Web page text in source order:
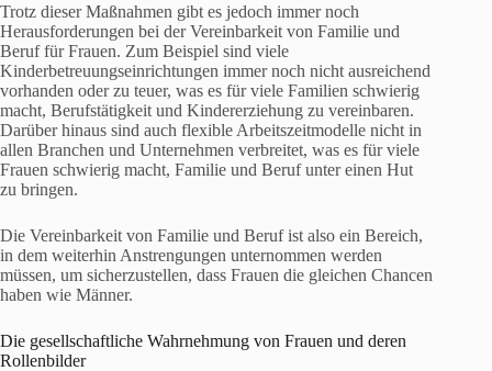
Trotz dieser Maßnahmen gibt es jedoch immer noch
Herausforderungen bei der Vereinbarkeit von Familie und
Beruf für Frauen. Zum Beispiel sind viele
Kinderbetreuungseinrichtungen immer noch nicht ausreichend
vorhanden oder zu teuer, was es für viele Familien schwierig
macht, Berufstätigkeit und Kindererziehung zu vereinbaren.
Darüber hinaus sind auch flexible Arbeitszeitmodelle nicht in
allen Branchen und Unternehmen verbreitet, was es für viele
Frauen schwierig macht, Familie und Beruf unter einen Hut
zu bringen.
Die Vereinbarkeit von Familie und Beruf ist also ein Bereich,
in dem weiterhin Anstrengungen unternommen werden
müssen, um sicherzustellen, dass Frauen die gleichen Chancen
haben wie Männer.
Die gesellschaftliche Wahrnehmung von Frauen und deren
Rollenbilder